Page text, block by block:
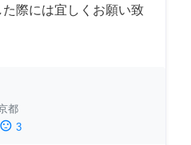
際には宜しくお願い致
都
sentiment_dissatisfied 3